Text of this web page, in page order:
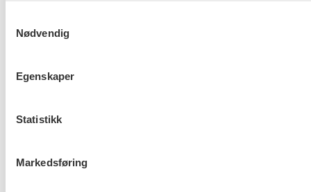
Nødvendig
Egenskaper
Statistikk
Markedsføring
About us (English)